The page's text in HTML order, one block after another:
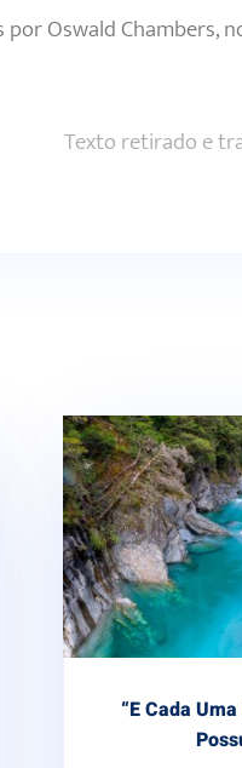
Oswald Chambers,
Texto retirado e
“E Cada